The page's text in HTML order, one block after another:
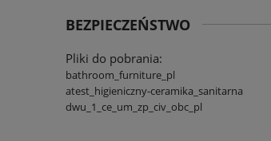
BEZPIECZEŃSTWO
Pliki do pobrania:
bathroom_furniture_pl
atest_higieniczny-ceramika_sanitarna
dwu_1_ce_um_zp_civ_obc_pl